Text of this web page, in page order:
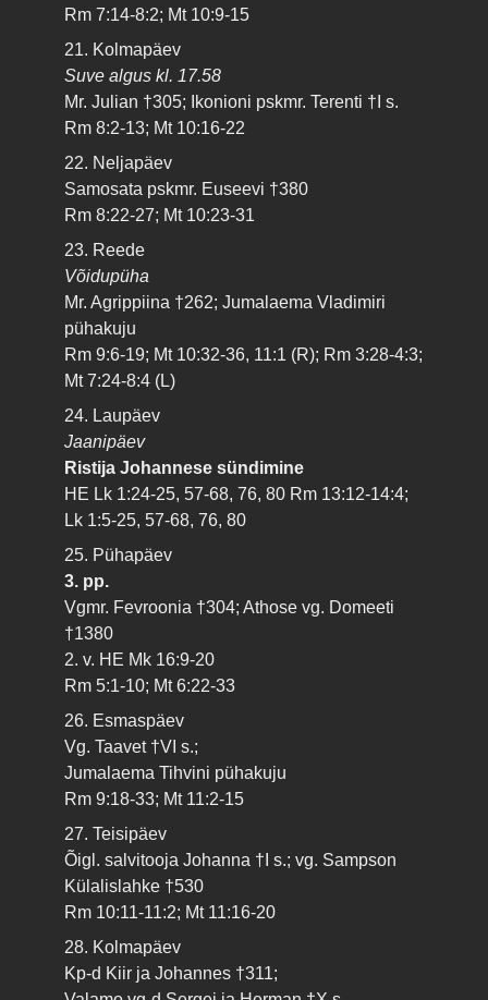
Rm 7:14-8:2; Mt 10:9-15
21. Kolmapäev
Suve algus kl. 17.58
Mr. Julian †305; Ikonioni pskmr. Terenti †I s.
Rm 8:2-13; Mt 10:16-22
22. Neljapäev
Samosata pskmr. Euseevi †380
Rm 8:22-27; Mt 10:23-31
23. Reede
Võidupüha
Mr. Agrippiina †262; Jumalaema Vladimiri
pühakuju
Rm 9:6-19; Mt 10:32-36, 11:1 (R); Rm 3:28-4:3;
Mt 7:24-8:4 (L)
24. Laupäev
Jaanipäev
Ristija Johannese sündimine
HE Lk 1:24-25, 57-68, 76, 80 Rm 13:12-14:4;
Lk 1:5-25, 57-68, 76, 80
25. Pühapäev
3. pp.
Vgmr. Fevroonia †304; Athose vg. Domeeti
†1380
2. v. HE Mk 16:9-20
Rm 5:1-10; Mt 6:22-33
26. Esmaspäev
Vg. Taavet †VI s.;
Jumalaema Tihvini pühakuju
Rm 9:18-33; Mt 11:2-15
27. Teisipäev
Õigl. salvitooja Johanna †I s.; vg. Sampson
Külalislahke †530
Rm 10:11-11:2; Mt 11:16-20
28. Kolmapäev
Kp-d Kiir ja Johannes †311;